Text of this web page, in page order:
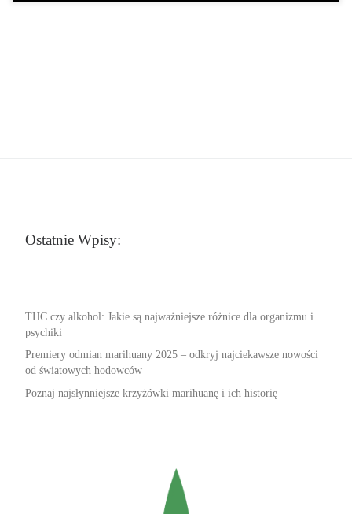
Ostatnie Wpisy:
THC czy alkohol: Jakie są najważniejsze różnice dla organizmu i
psychiki
Premiery odmian marihuany 2025 – odkryj najciekawsze nowości
od światowych hodowców
Poznaj najsłynniejsze krzyżówki marihuanę i ich historię